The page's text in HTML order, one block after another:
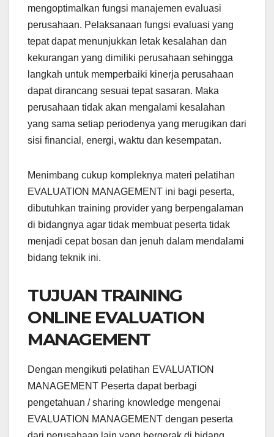
mengoptimalkan fungsi manajemen evaluasi
perusahaan. Pelaksanaan fungsi evaluasi yang
tepat dapat menunjukkan letak kesalahan dan
kekurangan yang dimiliki perusahaan sehingga
langkah untuk memperbaiki kinerja perusahaan
dapat dirancang sesuai tepat sasaran. Maka
perusahaan tidak akan mengalami kesalahan
yang sama setiap periodenya yang merugikan dari
sisi financial, energi, waktu dan kesempatan.
Menimbang cukup kompleknya materi pelatihan
EVALUATION MANAGEMENT ini bagi peserta,
dibutuhkan training provider yang berpengalaman
di bidangnya agar tidak membuat peserta tidak
menjadi cepat bosan dan jenuh dalam mendalami
bidang teknik ini.
TUJUAN TRAINING
ONLINE EVALUATION
MANAGEMENT
Dengan mengikuti pelatihan EVALUATION
MANAGEMENT Peserta dapat berbagi
pengetahuan / sharing knowledge mengenai
EVALUATION MANAGEMENT dengan peserta